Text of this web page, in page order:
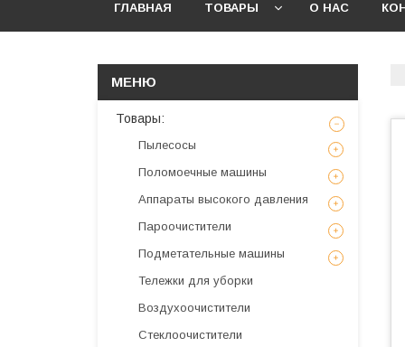
ГЛАВНАЯ ТОВАРЫ О НАС
Товары:
Пылесосы
Поломоечные машины
Аппараты высокого давления
Пароочистители
Подметательные машины
Тележки для уборки
Воздухоочистители
Стеклоочистители